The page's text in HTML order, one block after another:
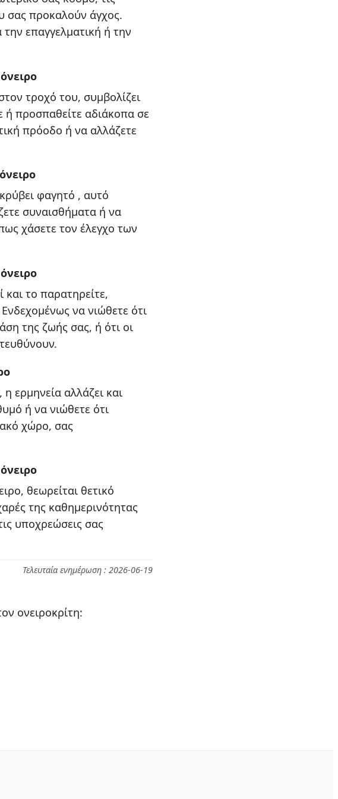
σας προκαλούν άγχος.
επαγγελματική ή την
τροχό του, συμβολίζει
ή προσπαθείτε αδιάκοπα σε
πρόοδο ή να αλλάζετε
φαγητό , αυτό
συναισθήματα ή να
χάσετε τον έλεγχο των
το παρατηρείτε,
να νιώθετε ότι
της ζωής σας, ή ότι οι
ερμηνεία αλλάζει και
ή να νιώθετε ότι
χώρο, σας
θεωρείται θετικό
της καθημερινότητας
υποχρεώσεις σας
Τελευταία ενημέρωση : 2026-06-19
ονειροκρίτη: